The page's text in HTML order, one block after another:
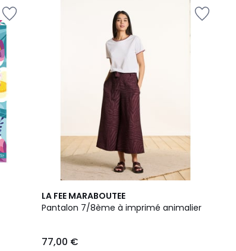
LA FEE MARABOUTEE
Pantalon 7/8ème à imprimé animalier
77,00 €